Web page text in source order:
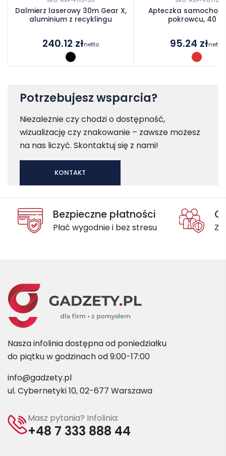
Dalmierz laserowy 30m Gear X,
aluminium z recyklingu
240.12 złnetto
Apteczka
pokrowcu, 40 el.
95.24 złnetto
Potrzebujesz wsparcia?
Niezależnie czy chodzi o dostępność,
wizualizację czy znakowanie – zawsze możesz
na nas liczyć. Skontaktuj się z nami!
KONTAKT
Bezpieczne płatności
Płać wygodnie i bez stresu
Nasza infolinia dostępna od poniedziałku
do piątku w godzinach od 9:00-17:00
info@gadzety.pl
ul. Cybernetyki 10, 02-677 Warszawa
Masz pytania? Infolinia:
+48 7 333 888 44